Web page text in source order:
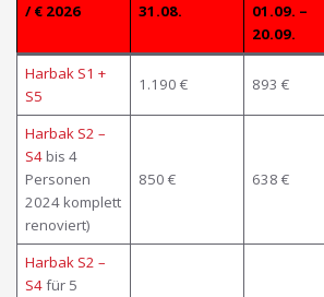
/ € 2026
31.08.
01.09. –
20.09.
Harbak S1 +
S5
1.190 € 893 €
Harbak S2 –
S4bis 4
Personen
2024 komplett
renoviert)
850 € 638 €
Harbak S2 –
S4für 5